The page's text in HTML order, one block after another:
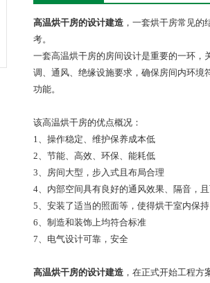
高温烘干房的设计建造 ，一套烘干房常见
考。
一套高温烘干房的房间设计是重要的一环
调、通风、绝缘设施要求，确保房间内环
功能。
该高温烘干房的优点概况：
1、操作稳定、维护保养成本低
2、节能、高效、环保、能耗低
3、房间大型，步入式且布局合理
4、内部空间具有良好的通风效果、隔音，
5、安装了适当的照面等，使得烘干室内保
6、制造和装饰上均符合标准
7、电气设计可靠，安全
高温烘干房的设计建造 ，在正式开始工程